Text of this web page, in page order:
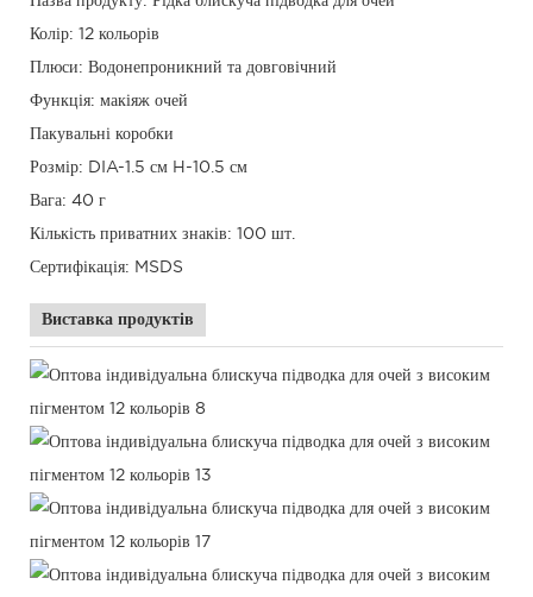
Колір: 12 кольорів
Плюси: Водонепроникний та довговічний
Функція: макіяж очей
Пакувальні коробки
Розмір: DIA-1.5 см H-10.5 см
Вага: 40 г
Кількість приватних знаків: 100 шт.
Сертифікація: MSDS
Виставка продуктів